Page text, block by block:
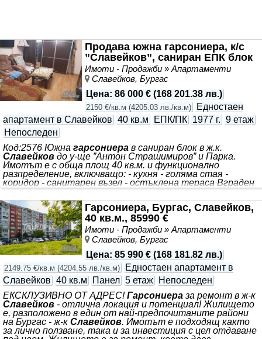
Продава южна гарсониера, к/с
”Славейков”, саниран ЕПК блок
Имоти - Продажби » Апартаменти
Славейков, Бургас
Цена: 86 000 € (168 201.38 лв.)
2150 €/кв.м (4205.03 лв./кв.м)
Едностаен
апартамент в Славейков 40 кв.м ЕПК/ПК 1977 г. 9 етаж
Непоследен
Код:2576 Южна гарсониера в саниран блок в ж.к.
Славейков до у-ще ”Антон Страшимиров” и Парка.
Имотът е с обща площ 40 кв.м. и функционално
разпределение, включващо: - кухня - голяма стая -
коридор - санитарен възел - остъклена тераса Вграден
гардероб в коридора, осигуряващ допълнително място
за съхранение. Апартаментът е с ПВЦ дограма във
всички помещения, настилки, ламинат и теракот.
Изложението е южно, което прави жилището топло и
слънчево през целия ден. Сградата е санирана,
разполага с два асансьора, което осигурява удобство и
комфорт за живущите Имотът е подходящ както
Гарсониера, Бургас, Славейков,
40 кв.м., 85990 €
Имоти - Продажби » Апартаменти
Славейков, Бургас
Цена: 85 990 € (168 181.82 лв.)
2149.75 €/кв.м (4204.55 лв./кв.м)
Едностаен апартамент в
Славейков 40 кв.м Панел 5 етаж
Непоследен
ЕКСКЛУЗИВНО ОТ АДРЕС!Гарсониера за ремонт в ж-к
Славейков - отлична локация и потенциал! Жилището
е, разположено в един от най-предпочитаните райони
на Бургас - ж-к Славейков. Имотът е подходящ както
за лично ползване, така и за инвестиция с цел отдаване